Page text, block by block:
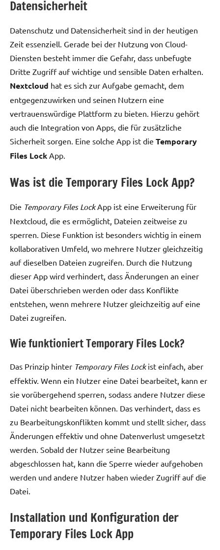
Datensicherheit
Datenschutz und Datensicherheit sind in der heutigen
Zeit essenziell. Gerade bei der Nutzung von Cloud-
Diensten besteht immer die Gefahr, dass unbefugte
Dritte Zugriff auf wichtige und sensible Daten erhalten.
Nextcloud hat es sich zur Aufgabe gemacht, dem
entgegenzuwirken und seinen Nutzern eine
vertrauenswürdige Plattform zu bieten. Hierzu gehört
auch die Integration von Apps, die für zusätzliche
Sicherheit sorgen. Eine solche App ist die Temporary
Files Lock App.
Was ist die Temporary Files Lock App?
Die Temporary Files LockApp ist eine Erweiterung für
Nextcloud, die es ermöglicht, Dateien zeitweise zu
sperren. Diese Funktion ist besonders wichtig in einem
kollaborativen Umfeld, wo mehrere Nutzer gleichzeitig
auf dieselben Dateien zugreifen. Durch die Nutzung
dieser App wird verhindert, dass Änderungen an einer
Datei überschrieben werden oder dass Konflikte
entstehen, wenn mehrere Nutzer gleichzeitig auf eine
Datei zugreifen.
Wie funktioniert Temporary Files Lock?
Das Prinzip hinter Temporary Files Lockist einfach, aber
effektiv. Wenn ein Nutzer eine Datei bearbeitet, kann er
sie vorübergehend sperren, sodass andere Nutzer diese
Datei nicht bearbeiten können. Das verhindert, dass es
zu Bearbeitungskonflikten kommt und stellt sicher, dass
Änderungen effektiv und ohne Datenverlust umgesetzt
werden. Sobald der Nutzer seine Bearbeitung
abgeschlossen hat, kann die Sperre wieder aufgehoben
werden und andere Nutzer haben wieder Zugriff auf die
Datei.
Installation und Konfiguration der
Temporary Files Lock App